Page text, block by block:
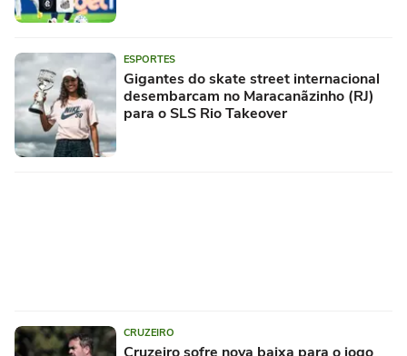
ESPORTES
Gigantes do skate street internacional
desembarcam no Maracanãzinho (RJ)
para o SLS Rio Takeover
CRUZEIRO